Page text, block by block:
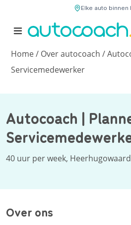
9,7/
Elke auto binnen
Home/ Over autocoach /
Servicemedewerker
Autocoach |
40 uur per week, Heerhugowaard
Over ons